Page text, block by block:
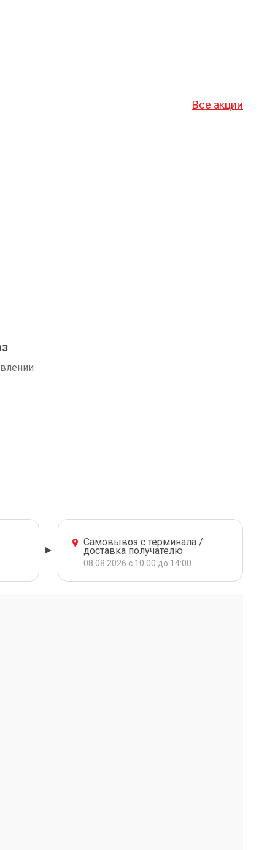
Все акции
Самовывоз с терминала /
доставка получателю
08.08.2026 с 10:00 до 14:00